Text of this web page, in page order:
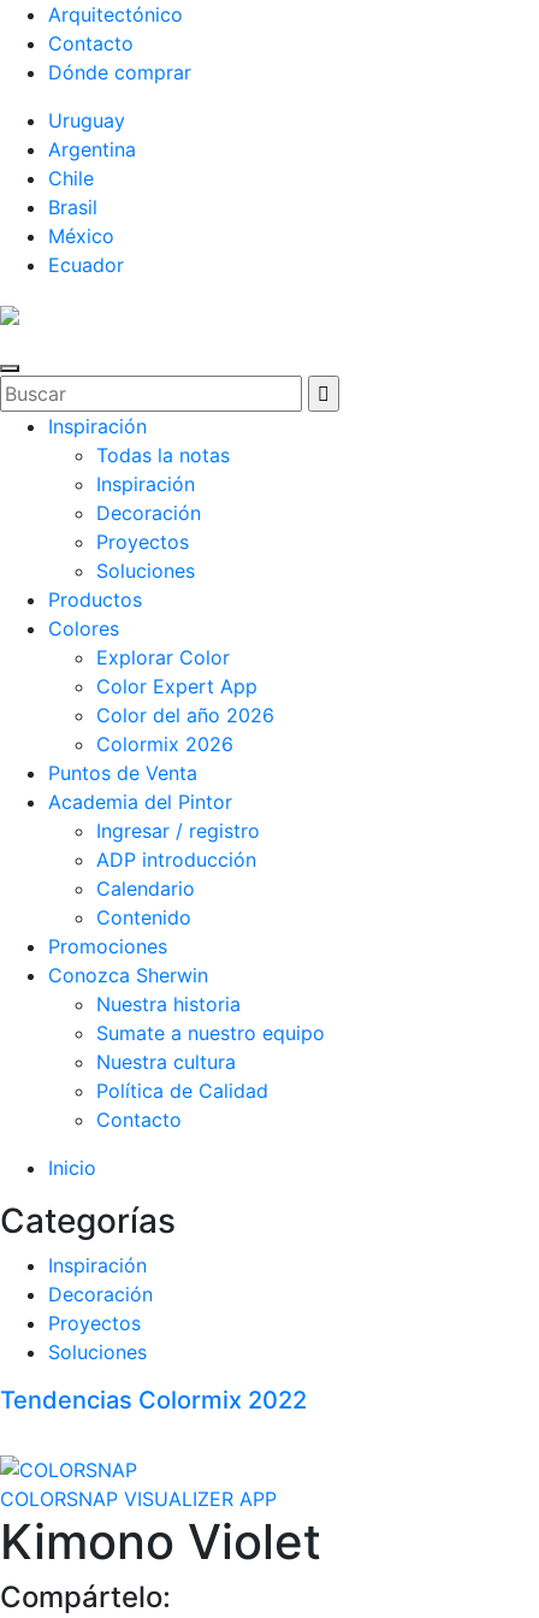
Arquitectónico
Contacto
Dónde comprar
Uruguay
Argentina
Chile
Brasil
México
Ecuador
Inspiración
Todas la notas
Inspiración
Decoración
Proyectos
Soluciones
Productos
Colores
Explorar Color
Color Expert App
Color del año 2026
Colormix 2026
Puntos de Venta
Academia del Pintor
Ingresar / registro
ADP introducción
Calendario
Contenido
Promociones
Conozca Sherwin
Nuestra historia
Sumate a nuestro equipo
Nuestra cultura
Política de Calidad
Contacto
Inicio
Categorías
Inspiración
Decoración
Proyectos
Soluciones
Tendencias Colormix 2022
COLORSNAP VISUALIZER APP
Kimono Violet
Compártelo: